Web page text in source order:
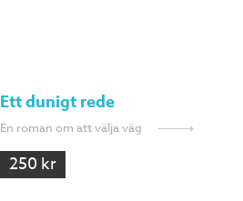
Ett dunigt rede
En roman om att välja väg
250 kr